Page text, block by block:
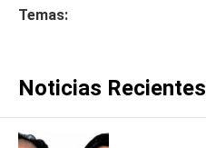
Temas:
Noticias Recientes